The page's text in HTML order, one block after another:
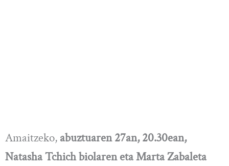
Amaitzeko, abuztuaren 27an, 20.30ean,
Natasha Tchich biolaren eta Marta Zabaleta